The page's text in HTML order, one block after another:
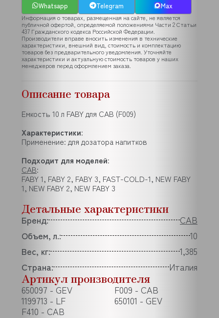
Whatsapp
Telegram Max
Информация о товарах, размещенная на сайте, не является
публичной офертой, определяемой положениями Части 2 Статьи
437 Гражданского кодекса Российской Федерации.
Производители вправе вносить изменения в технические
характеристики, внешний вид, стоимость и комплектацию
товаров без предварительного уведомления. Уточняйте
характеристики и актуальную стоимость товаров у наших
менеджеров перед оформлением заказа.
Описание товара
Емкость 10 л FABY для CAB (F009)
Характеристики:
Применение: для дозатора напитков
Подходит для моделей:
CAB:
FABY 1, FABY 2, FABY 3, FAST-COLD-1, NEW FABY
1, NEW FABY 2, NEW FABY 3
Детальные характеристики
Бренд:
CAB
Объем, л.:
10
Вес, кг:
1,385
Страна:
Италия
Артикул производителя
650097 - GEV
1199713 - LF
F410 - CAB
F009 - CAB
650101 - GEV